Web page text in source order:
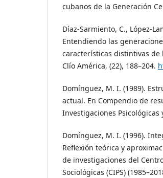
cubanos de la Generación
Díaz-Sarmiento, C., López-
Entendiendo las
características distintivas de
Clío América, (22), 188–204.
Domínguez, M. I. (1989).
actual. En Compendio de
Investigaciones Psicológicas
Domínguez, M. I. (1996).
Reflexión teórica y
de investigaciones del
Sociológicas (CIPS)